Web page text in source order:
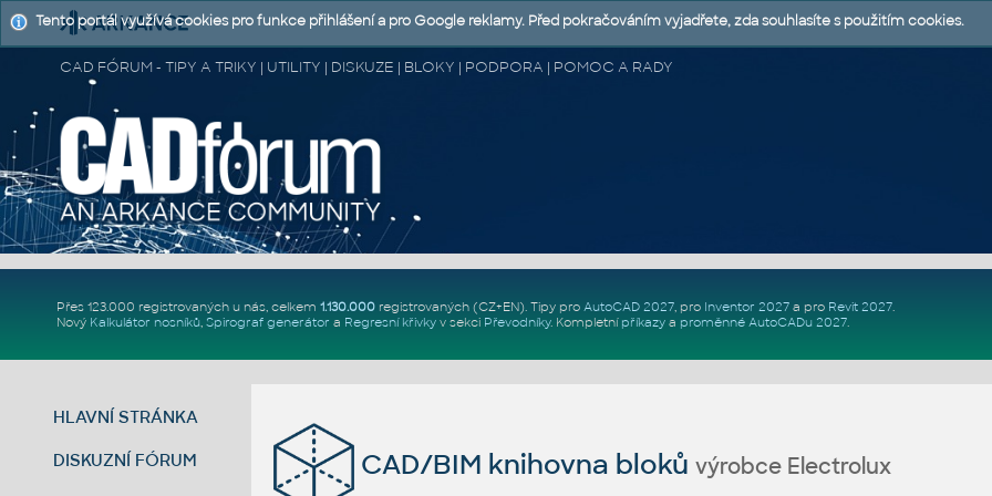
CAD FÓRUM - TIPY A TRIKY | UTILITY | DISKUZE | BLOKY | PODPORA | POMOC A RADY
Přes 123.000 registrovaných u nás, celkem 1.130.000registrovaných (CZ+EN). Tipy pro AutoCAD 2027, pro Inventor 2027a pro Revit 2027.
Nový Kalkulátor nosníků, Spirograf generátor a Regresní křivkyv sekci Převodníky. Kompletní příkazya proměnné AutoCADu 2027.
HLAVNÍ STRÁNKA
DISKUZNÍ FÓRUM CAD/BIM knihovna blokůvýrobce Electrolux
Tento portál využívá cookies pro funkce přihlášení a pro Google reklamy. Před pokračováním vyjadřete, zda souhlasíte s použitím cookies.